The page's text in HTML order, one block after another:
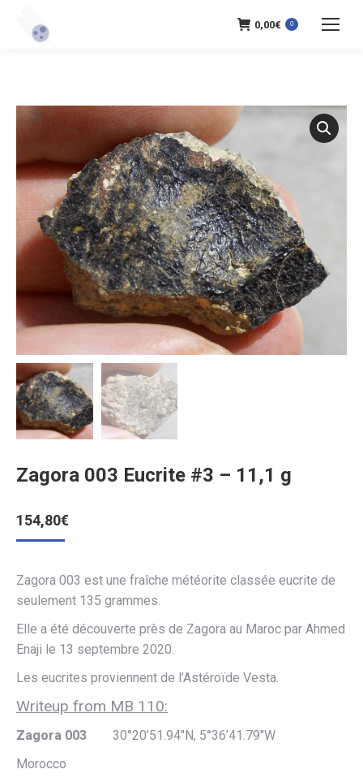
0,00€ 0
Zagora 003 Eucrite #3 – 11,1 g
154,80€
Zagora 003 est une fraîche météorite classée eucrite de
seulement 135 grammes.
Elle a été découverte près de Zagora au Maroc par Ahmed
Enaji le 13 septembre 2020.
Les eucrites proviennent de l’Astéroïde Vesta.
Writeup from MB 110:
Zagora 003 30°20’51.94″N, 5°36’41.79″W
Morocco